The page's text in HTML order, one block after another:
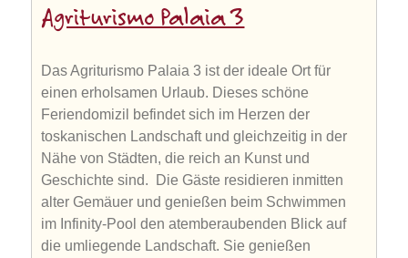
Agriturismo Palaia 3
Das Agriturismo Palaia 3 ist der ideale Ort für
einen erholsamen Urlaub. Dieses schöne
Feriendomizil befindet sich im Herzen der
toskanischen Landschaft und gleichzeitig in der
Nähe von Städten, die reich an Kunst und
Geschichte sind. Die Gäste residieren inmitten
alter Gemäuer und genießen beim Schwimmen
im Infinity-Pool den atemberaubenden Blick auf
die umliegende Landschaft. Sie genießen